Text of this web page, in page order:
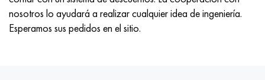
nosotros lo ayudará a realizar cualquier idea de ingeniería.
Esperamos sus pedidos en el sitio.